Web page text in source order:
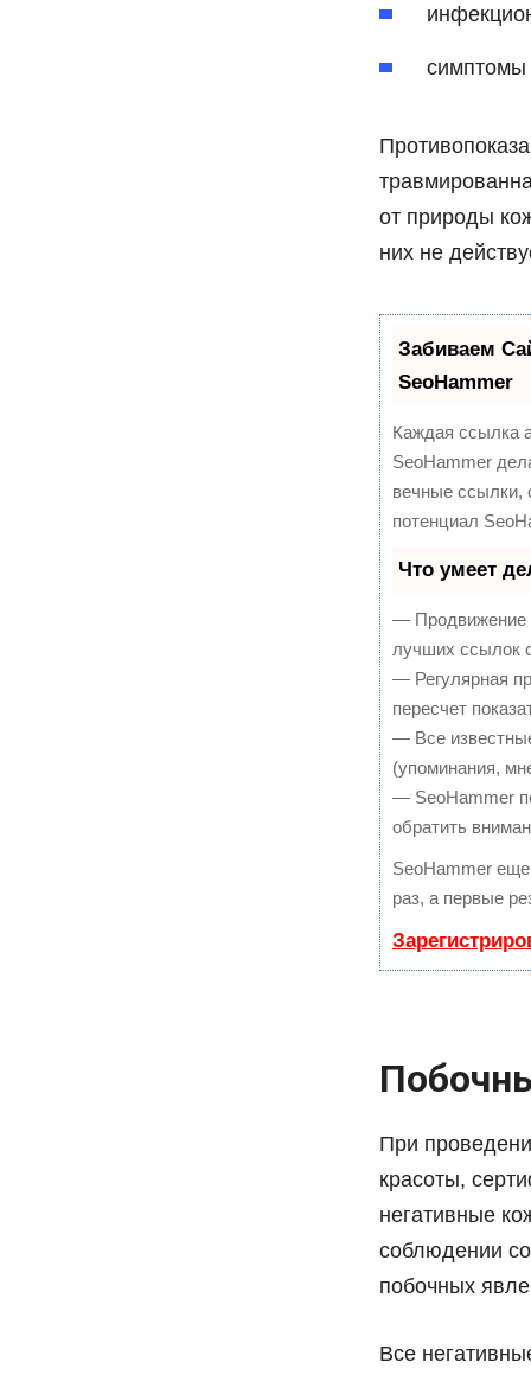
симптомы
от природы
них не
Забиваем
SeoHammer
Каждая ссылка
SeoHammer
вечные ссылки,
потенциал
Что умеет
— Продвижение
лучших ссылок
— Регулярная
пересчет
— Все
(упоминания,
— SeoHammer
обратить
SeoHammer
раз, а первые
При
красоты,
негативные
соблюдении
побочных
Все